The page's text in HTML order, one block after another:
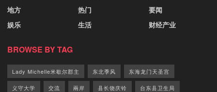
地方
娱乐
热门
生活
要闻
财经产业
BROWSE BY TAG
Lady Michelle米歇尔郡主 东北季风 东海龙门天圣宫
义守大学 交流 兩岸 县长饶庆铃 台东县卫生局